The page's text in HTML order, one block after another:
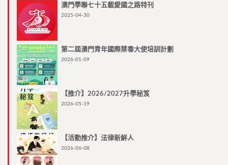
澳門學聯七十五載愛國之路特刊
2025-04-30
第二屆澳門青年國際禁毒大使培訓計劃
2026-01-09
【推介】2026/2027升學秘笈
2026-05-19
【活動推介】法律新鮮人
2026-06-08